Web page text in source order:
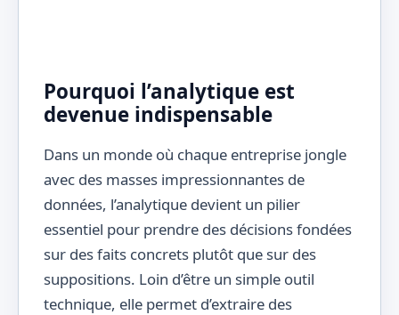
Pourquoi l’analytique est
devenue indispensable
Dans un monde où chaque entreprise jongle
avec des masses impressionnantes de
données, l’analytique devient un pilier
essentiel pour prendre des décisions fondées
sur des faits concrets plutôt que sur des
suppositions. Loin d’être un simple outil
technique, elle permet d’extraire des